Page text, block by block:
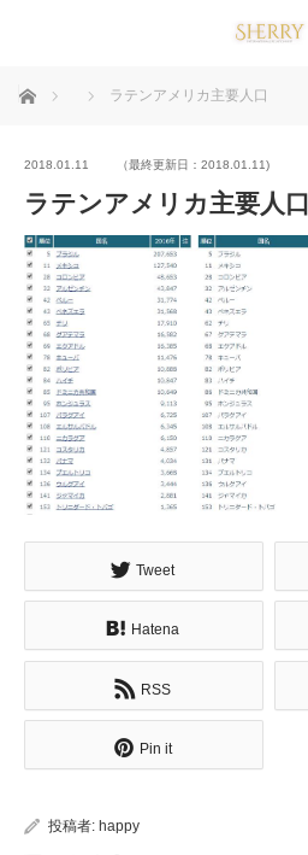
ホーム ラテンアメリカ主要人口
2018.01.11 （最終更新日：2018.01.11)
ラテンアメリカ主要人口
Tweet
Hatena
RSS
Pin it
投稿者: happy